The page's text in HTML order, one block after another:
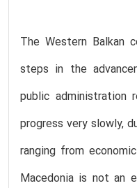
The Western Balkan
steps in the
public administration
progress very slowly,
ranging from
Macedonia is not an